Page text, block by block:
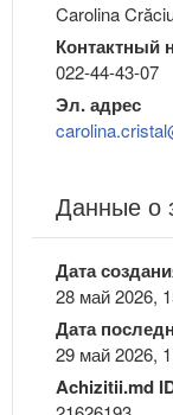
Carolina
Контактный
022-44-43-07
Эл. адрес
Данные о
Дата
28 май 2026,
Дата
29 май 2026,
Achizitii.md